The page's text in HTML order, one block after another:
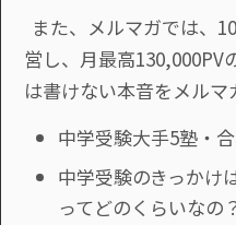
また、メルマガでは、
営し、月最高130,000PV
は書けない本音をメルマ
中学受験大手5塾・
中学受験のきっかけ
ってどのくらいなの